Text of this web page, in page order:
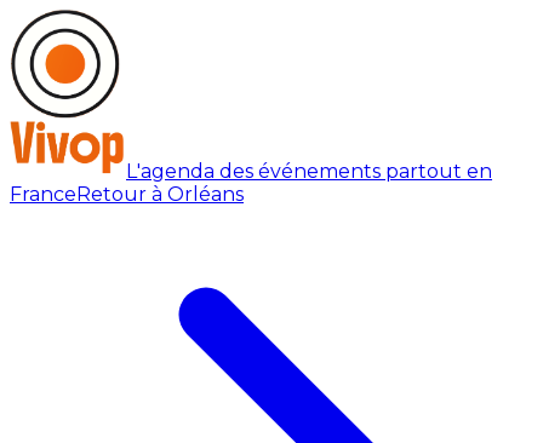
L'agenda des événements partout en
FranceRetour à Orléans